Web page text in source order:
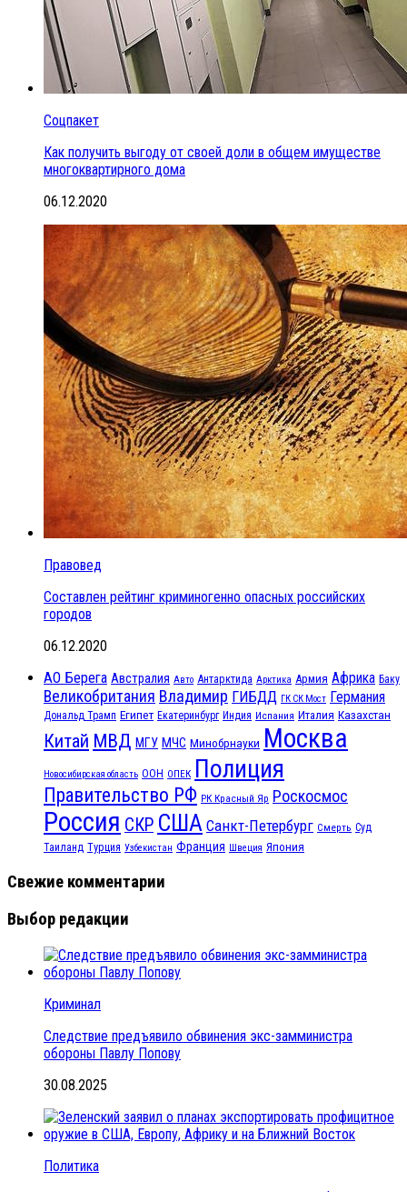
Соцпакет
Как получить выгоду от своей доли в общем имуществе
многоквартирного дома
06.12.2020
Правовед
Составлен рейтинг криминогенно опасных российских
городов
06.12.2020
АО Берега Австралия Авто Антарктида Арктика Армия Африка Баку
Великобритания Владимир ГИБДД ГК СК Мост Германия
Дональд Трамп Египет Екатеринбург Индия Испания Италия Казахстан
Китай МВД МГУ МЧС Минобрнауки Москва
Новосибирская область ООН ОПЕК Полиция
Правительство РФ РК Красный Яр Роскосмос
Россия СКР США Санкт-Петербург Смерть Суд
Таиланд Турция Узбекистан Франция Швеция Япония
Свежие комментарии
Выбор редакции
Криминал
Следствие предъявило обвинения экс-замминистра
обороны Павлу Попову
30.08.2025
Политика